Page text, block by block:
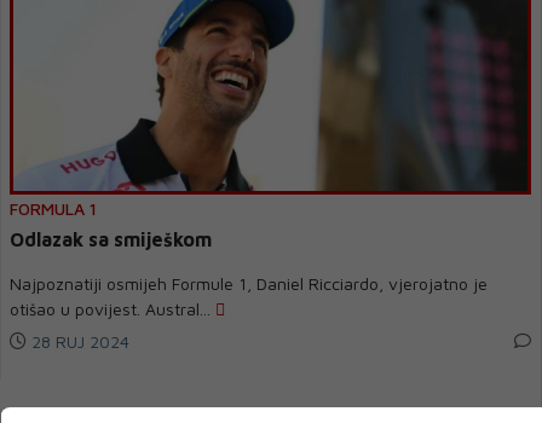
FORMULA 1
Odlazak sa smiješkom
Najpoznatiji osmijeh Formule 1, Daniel Ricciardo, vjerojatno je
otišao u povijest. Austral...
28 RUJ 2024